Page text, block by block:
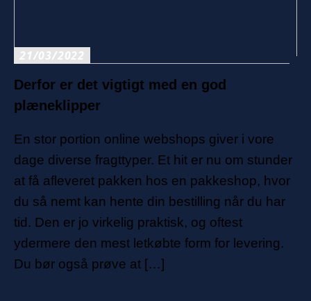
21/03/2022
Derfor er det vigtigt med en god
plæneklipper
En stor portion online webshops giver i vore
dage diverse fragttyper. Et hit er nu om stunder
at få afleveret pakken hos en pakkeshop, hvor
du så nemt kan hente din bestilling når du har
tid. Den er jo virkelig praktisk, og oftest
ydermere den mest letkøbte form for levering.
Du bør også prøve at […]